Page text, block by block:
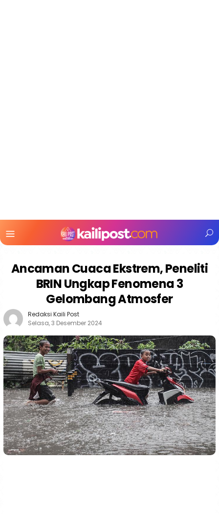
Mobile
Ancaman Cuaca Ekstrem, Peneliti
BRIN Ungkap Fenomena 3
Gelombang Atmosfer
Redaksi Kaili Post
Selasa, 3 Desember 2024